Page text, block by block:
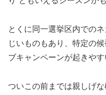
とくに同一選挙区内での
じいものもあり、特定の
ブキャンペーンが起きやす
ついこの前までは親し